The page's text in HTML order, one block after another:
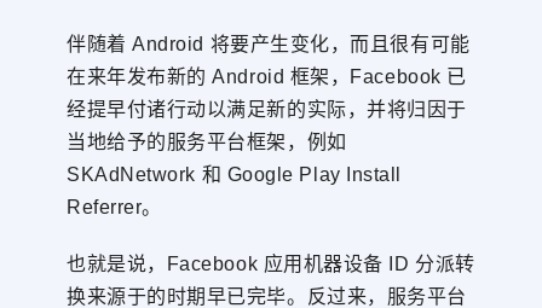
伴随着 Android 将要产生变化，而且很有可能
在来年发布新的 Android 框架，Facebook 已
经提早付诸行动以满足新的实际，并将归因于
当地给予的服务平台框架，例如
SKAdNetwork 和 Google Play Install
Referrer。
也就是说，Facebook 应用机器设备 ID 分派转
换来源于的时期早已完毕。反过来，服务平台